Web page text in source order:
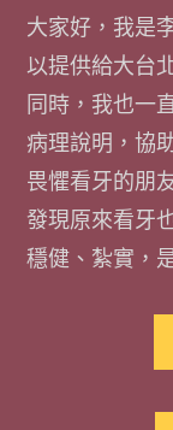
大家好，我是
以提供給大台
同時，我也一
病理說明，協
畏懼看牙的朋
發現原來看牙
穩健、紮實，